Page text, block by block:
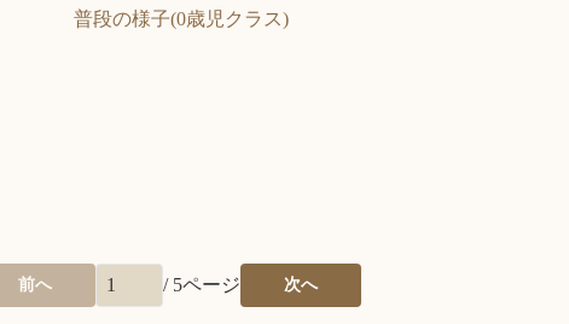
普段の様子(0歳児クラス)
前へ / 5ページ 次へ